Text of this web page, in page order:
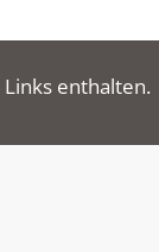
enthalten.